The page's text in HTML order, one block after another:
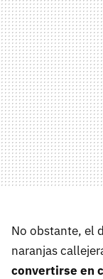
No obstante, el
naranjas
convertirse en